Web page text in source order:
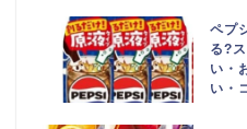
ペプ
る?
い・
い・